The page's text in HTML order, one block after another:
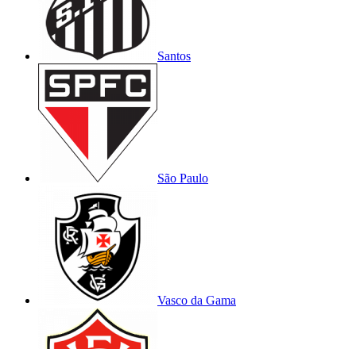
Santos
São Paulo
Vasco da Gama